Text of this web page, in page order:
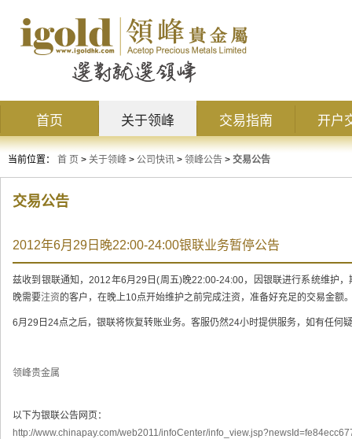
首页 关于领峰 交易指南 开户
当前位置： 首 页 > 关于领峰 > 公司快讯 > 领峰公告 > 交易公告
交易公告
2012年6月29日晚22:00-24:00银联业务暂停公告
兹收到银联通知，2012年6月29日(周五)晚22:00-24:00，因银联进行系统维护
晚需要注资的客户，在晚上10点开始维护之前完成注资，准备好充足的交易金额
6月29日24点之后，银联将恢复转账业务。客服仍然24小时提供服务，如有任何
领峰贵金属
以下为银联公告网页：
http://www.chinapay.com/web2011/infoCenter/